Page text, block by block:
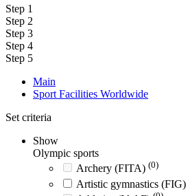
Step 1
Step 2
Step 3
Step 4
Step 5
Main
Sport Facilities Worldwide
Set criteria
Show
Olympic sports
Archery (FITA) (0)
Artistic gymnastics (FIG)